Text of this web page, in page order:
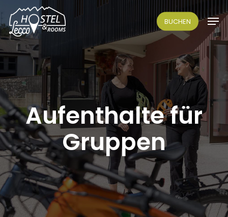
main
content
BUCHEN
Aufenthalte für
Gruppen